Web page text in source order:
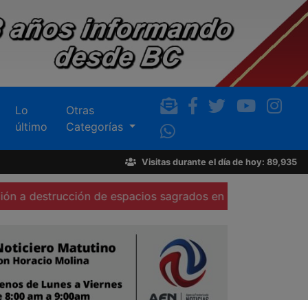
Lo
último
Otras
Categorías
Visitas durante el día de hoy: 89,935
de espacios sagrados en Tecate